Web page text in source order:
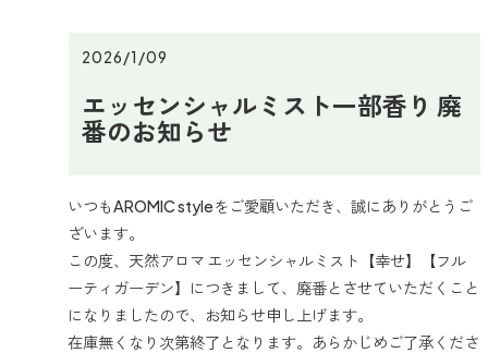
2026/1/09
エッセンシャルミスト一部香り 廃
番のお知らせ
いつもAROMIC styleをご愛顧いただき、誠にありがとうご
ざいます。
この度、天然アロマ エッセンシャルミスト【幸せ】【フル
ーティガーデン】につきまして、廃番とさせていただくこと
になりましたので、お知らせ申し上げます。
在庫無くなり次第終了となります。あらかじめご了承くださ